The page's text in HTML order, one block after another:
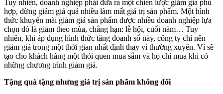
Tuy nhiên, doanh nghiệp phải đưa ra một chiến lược giảm giá phù
hợp, đừng giảm giá quá nhiều làm mất giá trị sản phẩm. Một hình
thức khuyến mãi giảm giá sản phẩm được nhiều doanh nghiệp lựa
chọn đó là giảm theo mùa, chẳng hạn: lễ hội, cuối năm… Tuy
nhiên, khi áp dụng hình thức tăng doanh số này, công ty chỉ nên
giảm giá trong một thời gian nhất định thay vì thường xuyên. Vì sẽ
tạo cho khách hàng một thói quen mua sắm và họ chỉ mua khi có
những chương trình giảm giá.
Tặng quà tặng nhưng giá trị sản phẩm không đổi